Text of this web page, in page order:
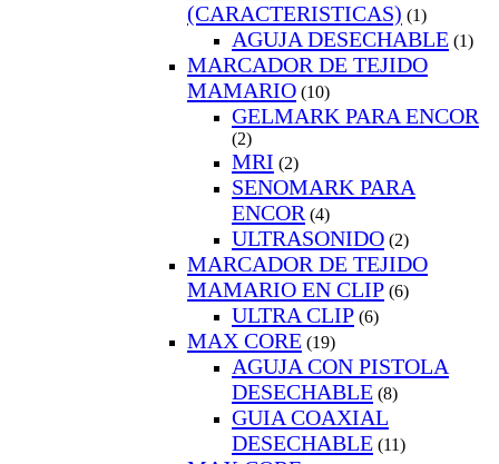
(CARACTERISTICAS) (1)
AGUJA DESECHABLE (1)
MARCADOR DE TEJIDO
MAMARIO (10)
GELMARK PARA ENCOR
(2)
MRI (2)
SENOMARK PARA
ENCOR (4)
ULTRASONIDO (2)
MARCADOR DE TEJIDO
MAMARIO EN CLIP (6)
ULTRA CLIP (6)
MAX CORE (19)
AGUJA CON PISTOLA
DESECHABLE (8)
GUIA COAXIAL
DESECHABLE (11)